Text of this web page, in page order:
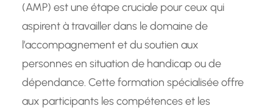
(AMP) est une étape cruciale pour ceux qui
aspirent à travailler dans le domaine de
l’accompagnement et du soutien aux
personnes en situation de handicap ou de
dépendance. Cette formation spécialisée offre
aux participants les compétences et les